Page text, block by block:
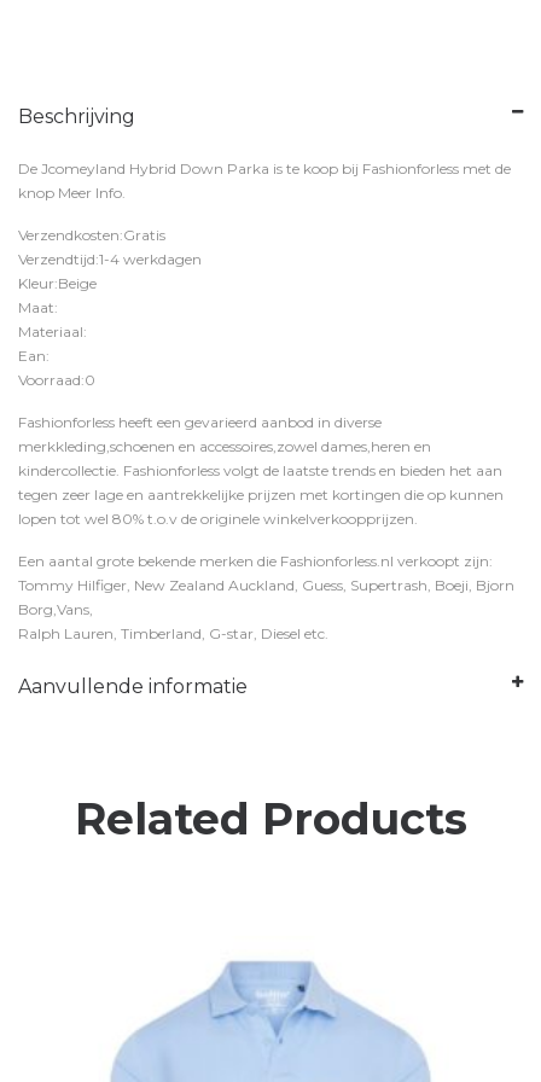
Beschrijving
De Jcomeyland Hybrid Down Parka is te koop bij Fashionforless met de
knop Meer Info.
Verzendkosten:Gratis
Verzendtijd:1-4 werkdagen
Kleur:Beige
Maat:
Materiaal:
Ean:
Voorraad:0
Fashionforless heeft een gevarieerd aanbod in diverse
merkkleding,schoenen en accessoires,zowel dames,heren en
kindercollectie. Fashionforless volgt de laatste trends en bieden het aan
tegen zeer lage en aantrekkelijke prijzen met kortingen die op kunnen
lopen tot wel 80% t.o.v de originele winkelverkoopprijzen.
Een aantal grote bekende merken die Fashionforless.nl verkoopt zijn:
Tommy Hilfiger, New Zealand Auckland, Guess, Supertrash, Boeji, Bjorn
Borg,Vans,
Ralph Lauren, Timberland, G-star, Diesel etc.
Aanvullende informatie
Related Products